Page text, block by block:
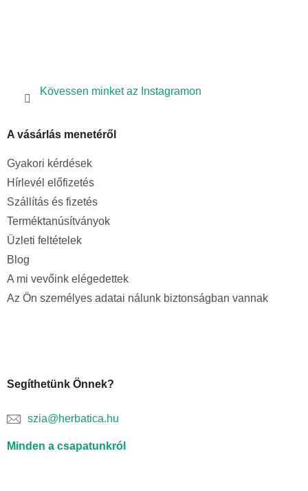
Kövessen minket az Instagramon
A vásárlás menetéről
Gyakori kérdések
Hírlevél előfizetés
Szállítás és fizetés
Terméktanúsítványok
Üzleti feltételek
Blog
A mi vevőink elégedettek
Az Ön személyes adatai nálunk biztonságban vannak
Segíthetünk Önnek?
szia@herbatica.hu
Minden a csapatunkról